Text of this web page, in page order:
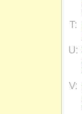
T:
U:
V: